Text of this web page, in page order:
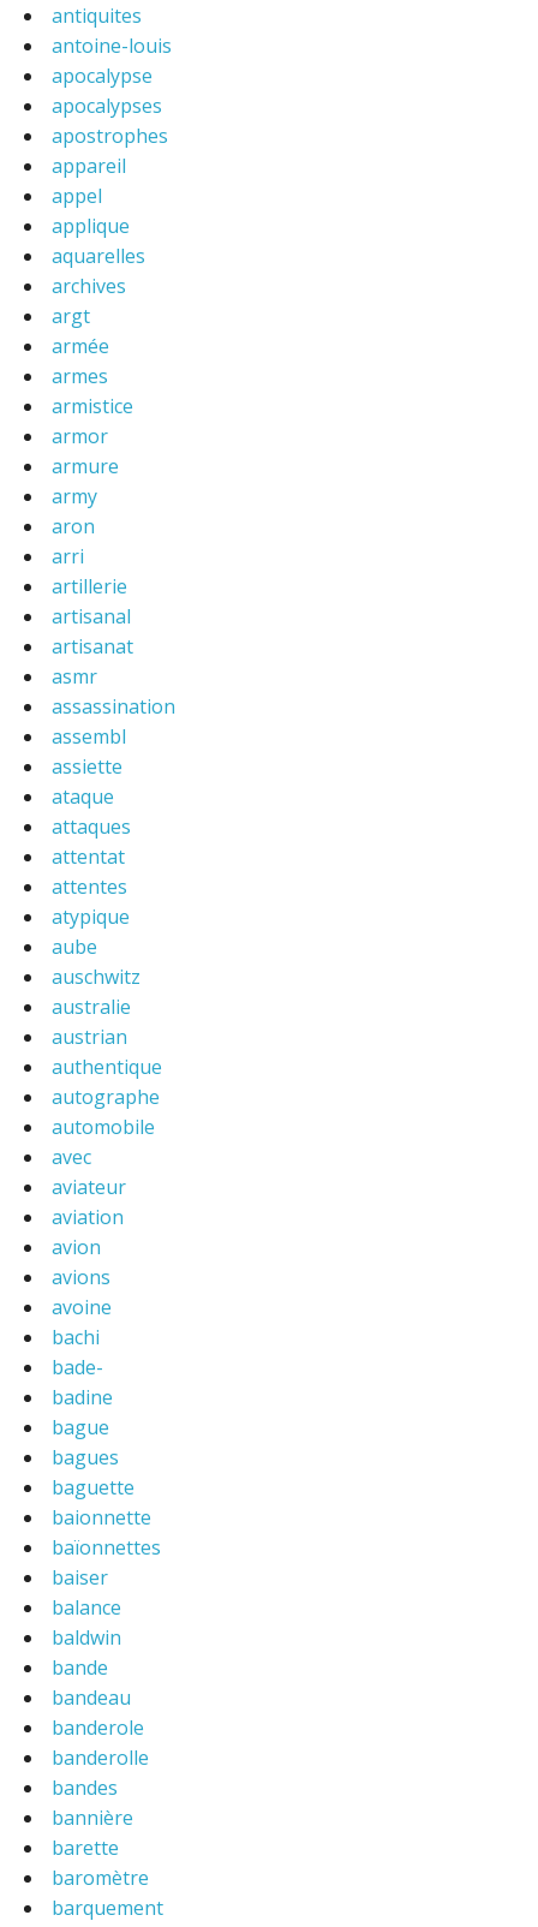
antiquites
antoine-louis
apocalypse
apocalypses
apostrophes
appareil
appel
applique
aquarelles
archives
argt
armée
armes
armistice
armor
armure
army
aron
arri
artillerie
artisanal
artisanat
asmr
assassination
assembl
assiette
ataque
attaques
attentat
attentes
atypique
aube
auschwitz
australie
austrian
authentique
autographe
automobile
avec
aviateur
aviation
avion
avions
avoine
bachi
bade-
badine
bague
bagues
baguette
baionnette
baïonnettes
baiser
balance
baldwin
bande
bandeau
banderole
banderolle
bandes
bannière
barette
baromètre
barquement